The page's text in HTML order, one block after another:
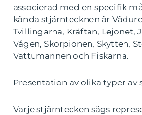
associerad med en specifik
kända stjärntecknen är
Tvillingarna, Kräftan, Lejonet,
Vågen, Skorpionen, Skytten,
Vattumannen och Fiskarna.
Presentation av olika typer av
Varje stjärntecken sägs